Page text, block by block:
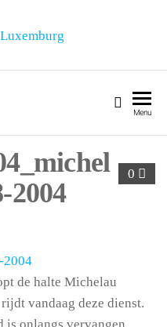
Menu
0
2004
de halte Michelau
vandaag deze dienst.